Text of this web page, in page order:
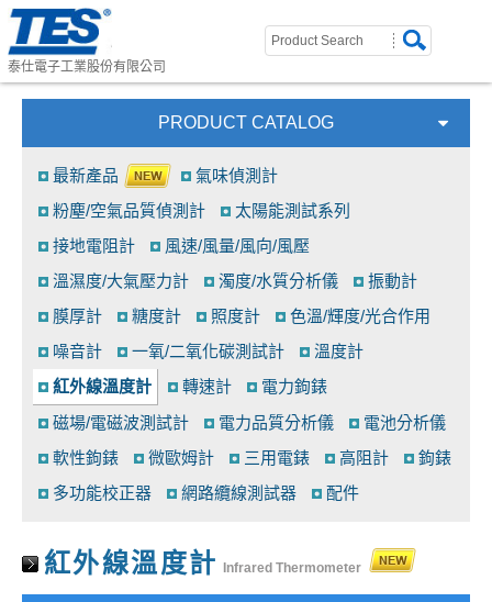
泰仕電子工業股份有限公司
PRODUCT CATALOG
最新產品
氣味偵測計
粉塵/空氣品質偵測計
太陽能測試系列
接地電阻計
風速/風量/風向/風壓
溫濕度/大氣壓力計
濁度/水質分析儀
振動計
膜厚計
糖度計 照度計
色溫/輝度/光合作用
噪音計
一氧/二氧化碳測試計
溫度計
紅外線溫度計
轉速計
電力鉤錶
磁場/電磁波測試計
電力品質分析儀
電池分析儀
軟性鉤錶
微歐姆計 三用電錶 高阻計
鉤錶
多功能校正器
網路纜線測試器 配件
紅外線溫度計 Infrared Thermometer